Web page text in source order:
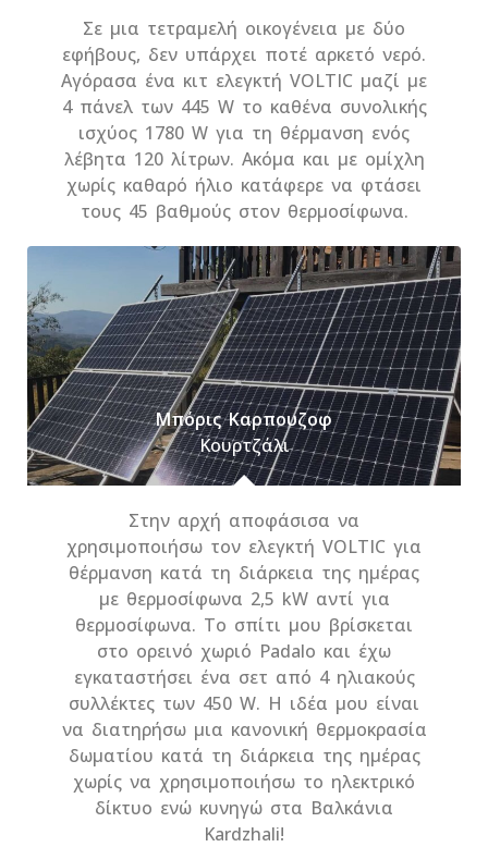
Σε μια τετραμελή οικογένεια με δύο
εφήβους, δεν υπάρχει ποτέ αρκετό νερό.
Αγόρασα ένα κιτ ελεγκτή VOLTIC μαζί με
4 πάνελ των 445 W το καθένα συνολικής
ισχύος 1780 W για τη θέρμανση ενός
λέβητα 120 λίτρων. Ακόμα και με ομίχλη
χωρίς καθαρό ήλιο κατάφερε να φτάσει
τους 45 βαθμούς στον θερμοσίφωνα.
Μπόρις Καρπουζοφ
Κουρτζάλι
Στην αρχή αποφάσισα να
χρησιμοποιήσω τον ελεγκτή VOLTIC για
θέρμανση κατά τη διάρκεια της ημέρας
με θερμοσίφωνα 2,5 kW αντί για
θερμοσίφωνα. Το σπίτι μου βρίσκεται
στο ορεινό χωριό Padalo και έχω
εγκαταστήσει ένα σετ από 4 ηλιακούς
συλλέκτες των 450 W. Η ιδέα μου είναι
να διατηρήσω μια κανονική θερμοκρασία
δωματίου κατά τη διάρκεια της ημέρας
χωρίς να χρησιμοποιήσω το ηλεκτρικό
δίκτυο ενώ κυνηγώ στα Βαλκάνια
Kardzhali!